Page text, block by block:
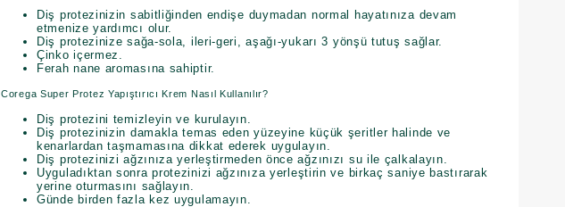
Diş protezinizin sabitliğinden endişe duymadan normal hayatınıza devam
etmenize yardımcı olur.
Diş protezinize sağa-sola, ileri-geri, aşağı-yukarı 3 yönşü tutuş sağlar.
Çinko içermez.
Ferah nane aromasına sahiptir.
Corega Super Protez Yapıştırıcı Krem Nasıl Kullanılır?
Diş protezini temizleyin ve kurulayın.
Diş protezinizin damakla temas eden yüzeyine küçük şeritler halinde ve
kenarlardan taşmamasına dikkat ederek uygulayın.
Diş protezinizi ağzınıza yerleştirmeden önce ağzınızı su ile çalkalayın.
Uyguladıktan sonra protezinizi ağzınıza yerleştirin ve birkaç saniye bastırarak
yerine oturmasını sağlayın.
Günde birden fazla kez uygulamayın.